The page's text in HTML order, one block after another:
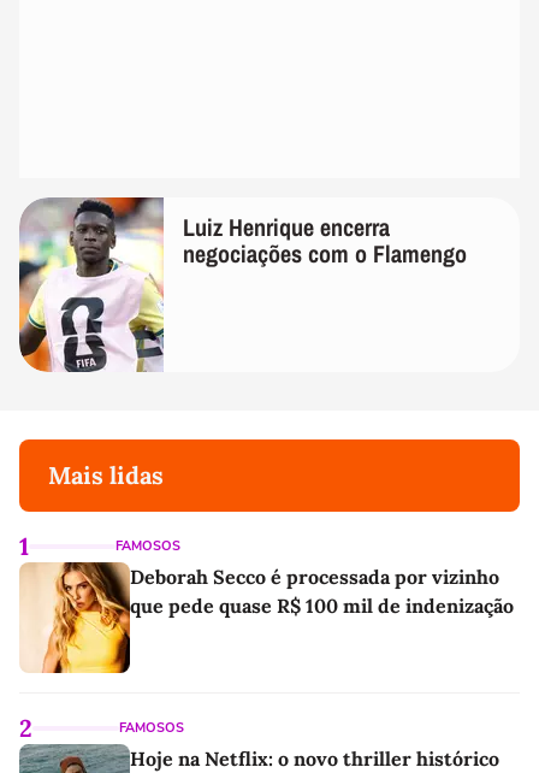
Luiz Henrique encerra
negociações com o Flamengo
Mais lidas
1 FAMOSOS
Deborah Secco é processada por vizinho
que pede quase R$ 100 mil de indenização
2 FAMOSOS
Hoje na Netflix: o novo thriller histórico